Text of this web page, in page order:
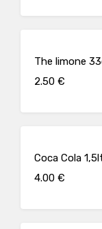
The limone
2.50 €
Coca Cola
4.00 €